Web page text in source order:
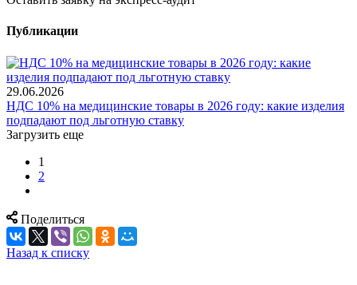
Публикации
29.06.2026
НДС 10% на медицинские товары в 2026 году: какие изделия
подпадают под льготную ставку
Загрузить еще
1
2
Поделиться
Назад к списку